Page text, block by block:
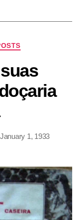
January 1, 1933